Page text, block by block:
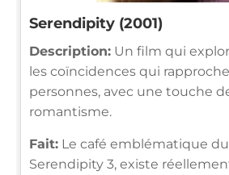
Serendipity (2001)
Description: Un film qui
les coïncidences qui
personnes, avec une touche
romantisme.
Fait: Le café emblématique
Serendipity 3, existe